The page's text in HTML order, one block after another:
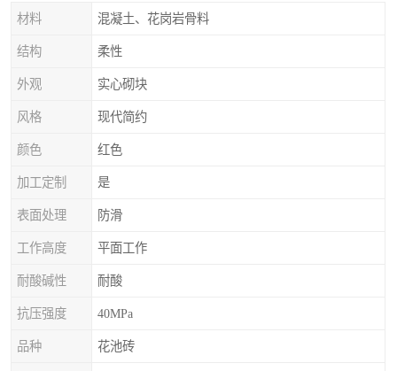
材料 混凝土、花岗岩骨料
结构 柔性
外观 实心砌块
风格 现代简约
颜色 红色
加工定制 是
表面处理 防滑
工作高度 平面工作
耐酸碱性 耐酸
抗压强度 40MPa
品种 花池砖